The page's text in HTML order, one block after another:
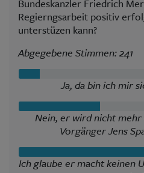
Bundeskanzler Friedrich
Regierngsarbeit positiv
unterstüzen kann?
Abgegebene Stimmen: 241
Ja, da bin ich mir
Nein, er wird nicht
Vorgänger Jens
Ich glaube er macht keinen